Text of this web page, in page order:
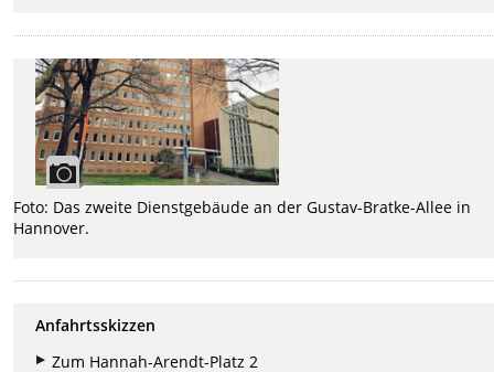
Foto: Das zweite Dienstgebäude an der Gustav-Bratke-Allee in
Hannover.
Anfahrtsskizzen
Zum Hannah-Arendt-Platz 2